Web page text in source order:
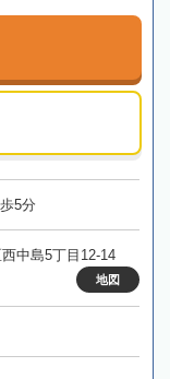
5分
西中島5丁目12-14
地図